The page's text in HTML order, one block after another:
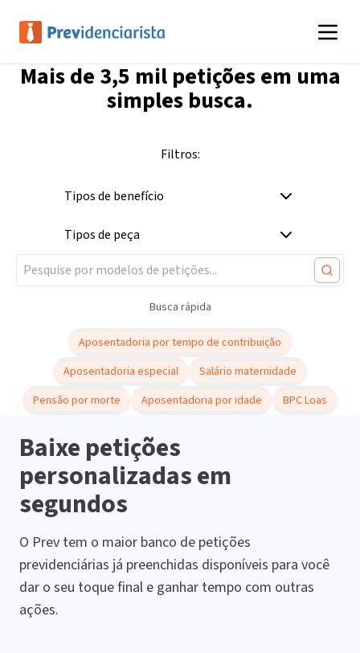
Mais de 3,5 milpetições em uma
simples busca.
Filtros:
Tipos de benefício
Tipos de peça
Busca rápida
Aposentadoria por tempo de contribuição
Aposentadoria especial
Salário maternidade
Pensão por morte
Aposentadoria por idade BPC Loas
Baixe petições
personalizadas em
segundos
O Prev tem o maior banco de petições
previdenciárias já preenchidas disponíveis para você
dar o seu toque final e ganhar tempo com outras
ações.